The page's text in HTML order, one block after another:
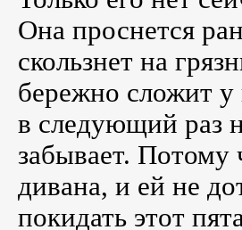
Она проснется
скользнет на
бережно сложит у
в следующий раз
забывает. Потому
дивана, и ей не
покидать этот